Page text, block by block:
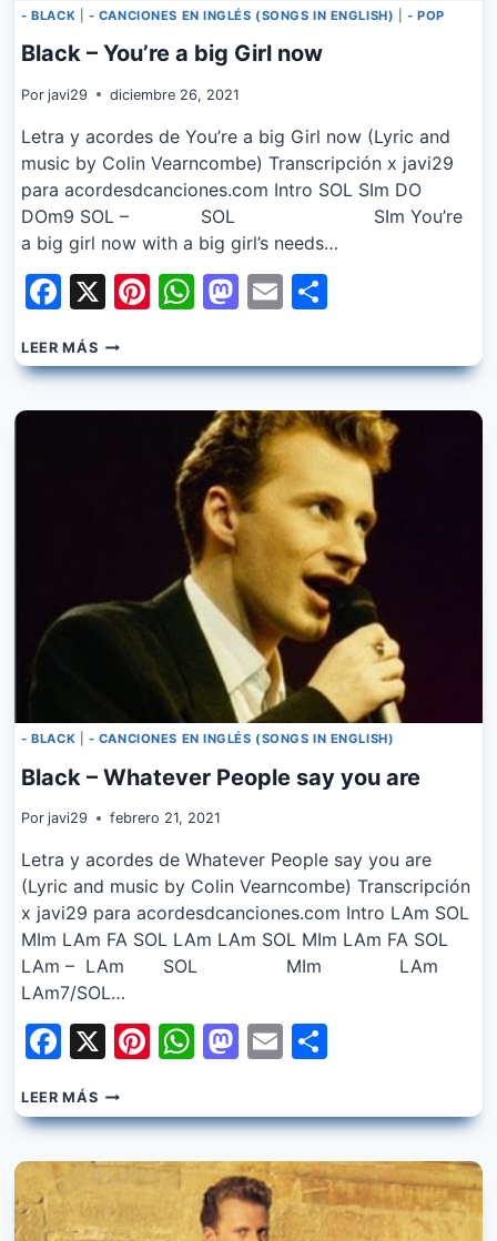
- BLACK - CANCIONES EN INGLÉS (SONGS IN ENGLISH) - POP
Black – You’re a big Girl now
Por javi29 diciembre 26, 2021
Letra y acordes de You’re a big Girl now (Lyric and
music by Colin Vearncombe) Transcripción x javi29
para acordesdcanciones.com Intro SOL SIm DO
DOm9 SOL – SOL SIm You’re
a big girl now with a big girl’s needs…
Facebook
X Pinterest
WhatsApp
Mastodon
Email
LEER MÁSBLACK
–
YOU’RE
- BLACK - CANCIONES EN INGLÉS (SONGS IN ENGLISH)
Black – Whatever People say you are
Por javi29 febrero 21, 2021
Letra y acordes de Whatever People say you are
(Lyric and music by Colin Vearncombe) Transcripción
x javi29 para acordesdcanciones.com Intro LAm SOL
MIm LAm FA SOL LAm LAm SOL MIm LAm FA SOL
LAm – LAm SOL MIm LAm
LAm7/SOL…
Facebook
X Pinterest
WhatsApp
Mastodon
Email
LEER MÁSBLACK
–
WHATEVER
ARE